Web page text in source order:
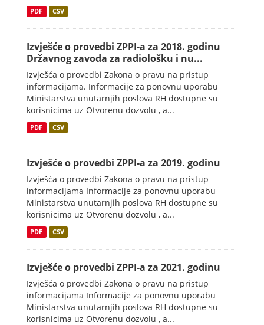
PDF CSV
Izvješće o provedbi ZPPI-a za 2018. godinu
Državnog zavoda za radiološku i nu...
Izvješća o provedbi Zakona o pravu na pristup
informacijama. Informacije za ponovnu uporabu
Ministarstva unutarnjih poslova RH dostupne su
korisnicima uz Otvorenu dozvolu , a...
PDF CSV
Izvješće o provedbi ZPPI-a za 2019. godinu
Izvješća o provedbi Zakona o pravu na pristup
informacijama Informacije za ponovnu uporabu
Ministarstva unutarnjih poslova RH dostupne su
korisnicima uz Otvorenu dozvolu , a...
PDF CSV
Izvješće o provedbi ZPPI-a za 2021. godinu
Izvješća o provedbi Zakona o pravu na pristup
informacijama Informacije za ponovnu uporabu
Ministarstva unutarnjih poslova RH dostupne su
korisnicima uz Otvorenu dozvolu , a...